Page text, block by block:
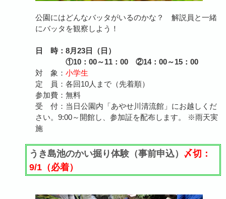
公園にはどんなバッタがいるのかな？ 解説員と一緒
にバッタを観察しよう！
日 時：8月23日（日）
①10：00～11：00 ②14：00～15：00
対 象： 小学生
定 員：各回10人まで（先着順）
参加費：無料
受 付：当日公園内「あやせ川清流館」にお越しくだ
さい。9:00～開館し、参加証を配布します。 ※雨天実
施
うき島池のかい掘り体験（事前申込） 〆切：
9/1（必着）